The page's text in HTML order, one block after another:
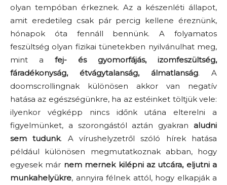
olyan tempóban érkeznek. Az a készenléti állapot,
amit eredetileg csak pár percig kellene éreznünk,
hónapok óta fennáll bennünk. A folyamatos
feszültség olyan fizikai tünetekben nyilvánulhat meg,
mint a fej- és gyomorfájás, izomfeszültség,
fáradékonyság, étvágytalanság, álmatlanság. A
doomscrollingnak különösen akkor van negatív
hatása az egészségünkre, ha az estéinket töltjük vele:
ilyenkor végképp nincs időnk utána elterelni a
figyelmünket, a szorongástól aztán gyakran aludni
sem tudunk. A vírushelyzetről szóló hírek hatása
például különösen megmutatkoznak abban, hogy
egyesek már nem mernek kilépni az utcára, eljutni a
munkahelyükre, annyira félnek attól, hogy elkapják a